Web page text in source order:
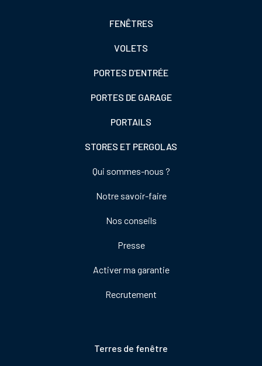
FENÊTRES
VOLETS
PORTES D'ENTRÉE
PORTES DE GARAGE
PORTAILS
STORES ET PERGOLAS
Qui sommes-nous ?
Notre savoir-faire
Nos conseils
Presse
Activer ma garantie
Recrutement
Terres de fenêtre